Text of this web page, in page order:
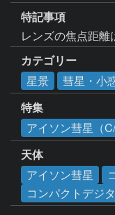
特記事項
レンズの焦点距
カテゴリー
星景
彗星・小
特集
アイソン彗星（
天体
アイソン彗星
コンパクトデジ